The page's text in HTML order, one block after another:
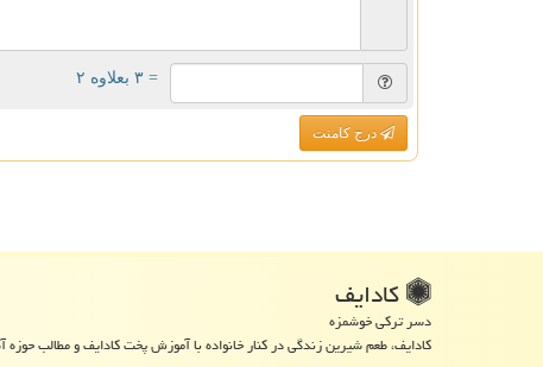
= ۳ بعلاوه ۲
درج کامنت
كادایف
دسر ترکی خوشمزه
کادایف، طعم شیرین زندگی در کنار خانواده با آموزش پخت کادایف و مطالب حوزه